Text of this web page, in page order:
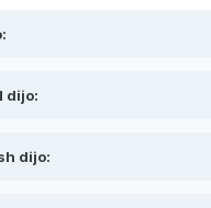
dijo:
dijo: